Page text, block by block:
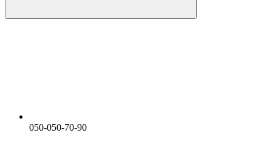
050-050-70-90